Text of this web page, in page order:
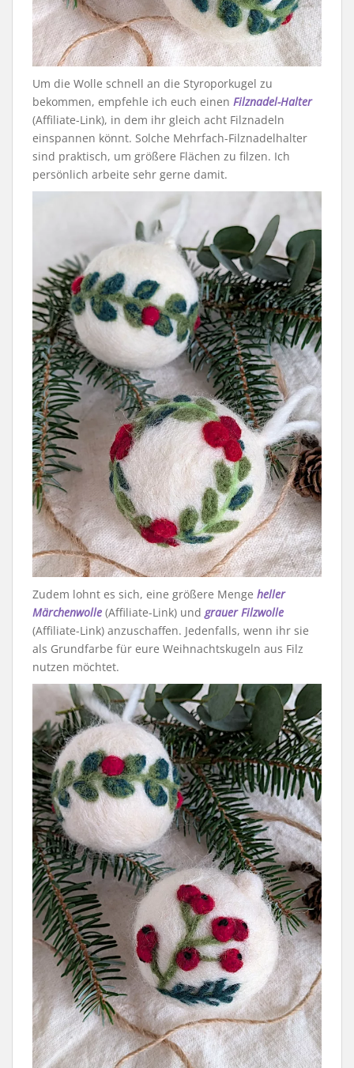
Um die Wolle schnell an die Styroporkugel zu
bekommen, empfehle ich euch einen Filznadel-Halter
(Affiliate-Link), in dem ihr gleich acht Filznadeln
einspannen könnt. Solche Mehrfach-Filznadelhalter
sind praktisch, um größere Flächen zu filzen. Ich
persönlich arbeite sehr gerne damit.
Zudem lohnt es sich, eine größere Menge heller
Märchenwolle (Affiliate-Link) undgrauer Filzwolle
(Affiliate-Link) anzuschaffen. Jedenfalls, wenn ihr sie
als Grundfarbe für eure Weihnachtskugeln aus Filz
nutzen möchtet.